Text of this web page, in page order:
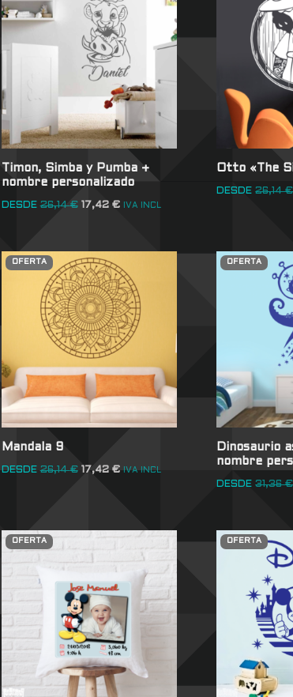
Timon, Simba y Pumba +
nombre personalizado
DESDE 26,14€ 17,42 € IVA INCL
Otto «The
DESDE 26,14€
OFERTA
Mandala 9
DESDE 26,14€ 17,42€ IVA INCL
OFERTA
Dinosaurio
nombre
DESDE 31,36€
OFERTA OFERTA